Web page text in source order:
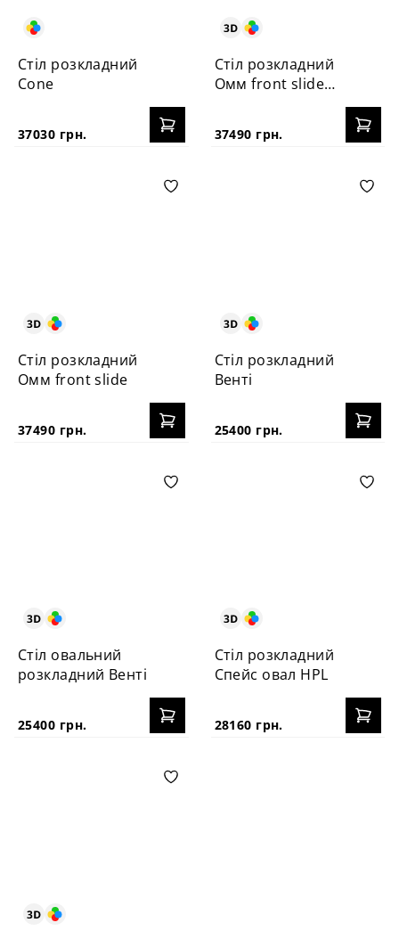
Стіл розкладний
Cone
37030 грн.
Стіл розкладний
Омм front slide
37490 грн.
Стіл розкладний
Омм front slide
37490 грн.
Стіл розкладний
Венті
25400 грн.
Стіл овальний
розкладний Венті
25400 грн.
Стіл розкладний
Спейс овал HPL
28160 грн.